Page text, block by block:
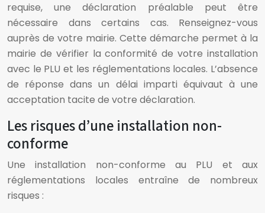
requise, une déclaration préalable peut être
nécessaire dans certains cas. Renseignez-vous
auprès de votre mairie. Cette démarche permet à la
mairie de vérifier la conformité de votre installation
avec le PLU et les réglementations locales. L’absence
de réponse dans un délai imparti équivaut à une
acceptation tacite de votre déclaration.
Les risques d’une installation non-
conforme
Une installation non-conforme au PLU et aux
réglementations locales entraîne de nombreux
risques :